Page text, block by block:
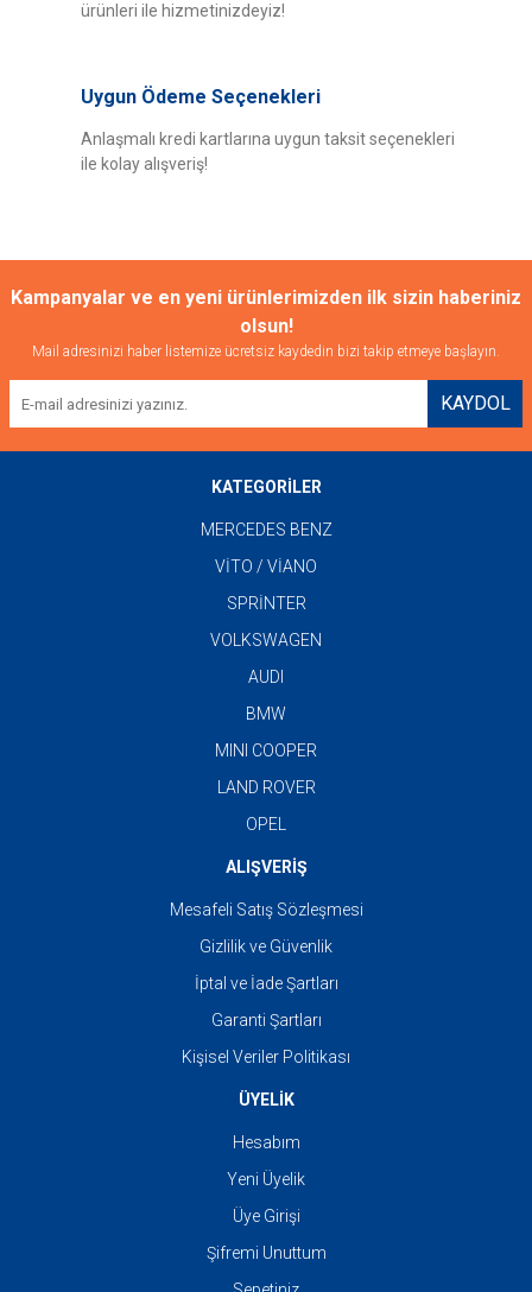
Bu ürüne benzer farklı alternatifler olmalı.
ürünleri ile hizmetinizdeyiz!
Uygun Ödeme Seçenekleri
Anlaşmalı kredi kartlarına uygun taksit seçenekleri
ile kolay alışveriş!
Kampanyalar ve en yeni ürünlerimizden ilk sizin haberiniz
olsun!
Mail adresinizi haber listemize ücretsiz kaydedin bizi takip etmeye başlayın.
KAYDOL
KATEGORİLER
MERCEDES BENZ
VİTO / VİANO
SPRİNTER
VOLKSWAGEN
AUDI
BMW
MINI COOPER
LAND ROVER
OPEL
ALIŞVERİŞ
Mesafeli Satış Sözleşmesi
Gizlilik ve Güvenlik
İptal ve İade Şartları
Garanti Şartları
Kişisel Veriler Politikası
ÜYELİK
Hesabım
Yeni Üyelik
Üye Girişi
Şifremi Unuttum